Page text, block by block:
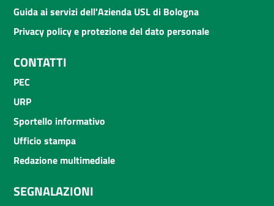
Guida ai servizi dell'Azienda USL di Bologna
Privacy policy e protezione del dato personale
CONTATTI
PEC
URP
Sportello informativo
Ufficio stampa
Redazione multimediale
SEGNALAZIONI